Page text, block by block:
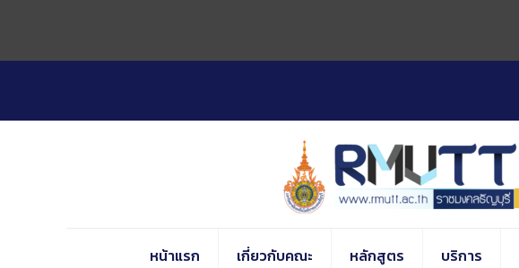
Content
หน้าแรก เกี่ยวกับคณะ หลักสูตร บริการ